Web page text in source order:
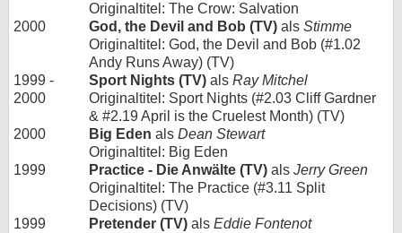
Originaltitel: The Crow: Salvation
2000
God, the Devil and Bob (TV) als Stimme
Originaltitel: God, the Devil and Bob (#1.02
Andy Runs Away) (TV)
1999 -
2000
Sport Nights (TV) als Ray Mitchel
Originaltitel: Sport Nights (#2.03 Cliff Gardner
& #2.19 April is the Cruelest Month) (TV)
2000
Big Eden als Dean Stewart
Originaltitel: Big Eden
1999
Practice - Die Anwälte (TV) als Jerry Green
Originaltitel: The Practice (#3.11 Split
Decisions) (TV)
1999
Pretender (TV) als Eddie Fontenot